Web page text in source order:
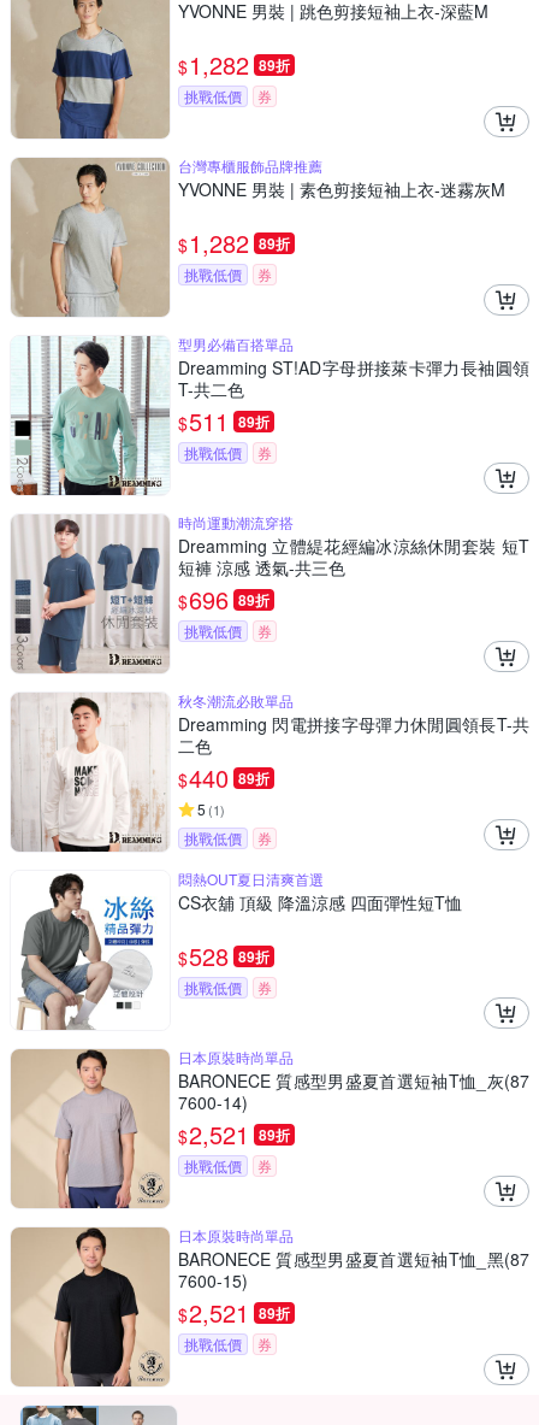
YVONNE 男裝 | 跳色剪接短袖上衣-深藍M
$1,282 89折
挑戰低價 券
台灣專櫃服飾品牌推薦
YVONNE 男裝 | 素色剪接短袖上衣-迷霧灰M
$1,282 89折
挑戰低價 券
型男必備百搭單品
Dreamming ST!AD字母拼接萊卡彈力長袖圓領
T-共二色
$511 89折
挑戰低價 券
時尚運動潮流穿搭
Dreamming 立體緹花經編冰涼絲休閒套裝 短T
短褲 涼感 透氣-共三色
$696 89折
挑戰低價 券
秋冬潮流必敗單品
Dreamming 閃電拼接字母彈力休閒圓領長T-共
二色
$440 89折
5 (1)
挑戰低價
券
悶熱OUT夏日清爽首選
CS衣舖 頂級 降溫涼感 四面彈性短T恤
$528 89折
挑戰低價 券
日本原裝時尚單品
BARONECE 質感型男盛夏首選短袖T恤_灰(87
7600-14)
$2,521 89折
挑戰低價 券
日本原裝時尚單品
BARONECE 質感型男盛夏首選短袖T恤_黑(87
7600-15)
$2,521 89折
挑戰低價 券